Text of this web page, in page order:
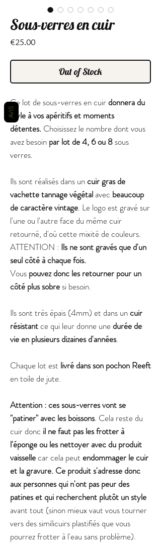
Sous-verres en cuir
€25.00Price
Out of Stock
Ce lot de sous-verres en cuirdonnera du
style à vos apéritifs et moments
détentes. Choisissez le nombre dont vous
avez besoin par lot de 4, 6 ou 8sous
verres.
Ils sont réalisés dans uncuir gras de
vachette tannage végétalavec beaucoup
de caractère vintage. Le logo est gravé sur
l'une ou l'autre face du même cuir
retourné, d'où cette mixité de couleurs.
ATTENTION : Ils ne sont gravés que d'un
seul côté à chaque fois.
Vous pouvez donc les retourner pour un
côté plus sobresi besoin.
Ils sont très épais (4mm) et dans uncuir
résistantce qui leur donne unedurée de
vie en plusieurs dizaines d'années.
Chaque lot est livré dans son pochon Reeft
en toile de jute.
Attention : ces sous-verres vont se
"patiner" avec les boissons. Cela reste du
cuir donc il ne faut pas les frotter à
l'éponge ou les nettoyer avec du produit
vaissellecar cela peut endommager le cuir
et la gravure. Ce produit s'adresse donc
aux personnes qui n'ont pas peur des
patines et qui recherchent plutôt un style
avant tout (sinon mieux vaut vous tourner
vers des similicuirs plastifiés que vous
pourrez frotter à l'eau sans problème).
AVIS